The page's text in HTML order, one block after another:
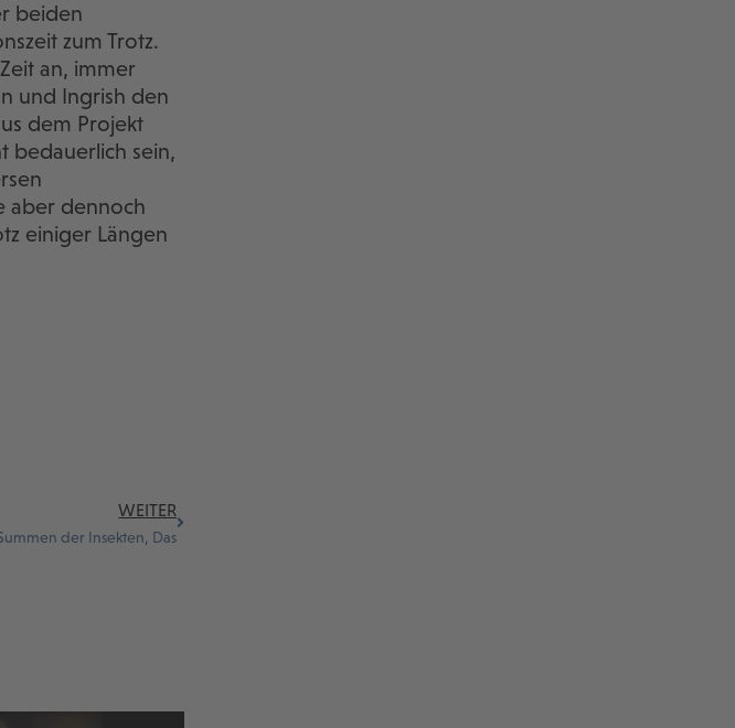
beiden
zum Trotz.
an, immer
und Ingrish den
dem Projekt
bedauerlich sein,
aber dennoch
einiger Längen
WEITER
der Insekten, Das